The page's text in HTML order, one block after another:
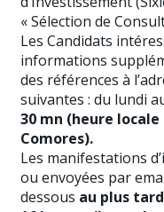
« Sélection de
Les Candidats
informations
des références à
suivantes : du lundi
30 mn (heure
Comores).
Les manifestations
ou envoyées par
dessous au plus